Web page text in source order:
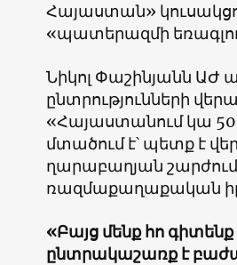
Հայաստան»
«պատերազմի
Նիկոլ Փաշինյանն ԱԺ
ընտրությունների
«Հայաստանում կա
մտածում է՝ պետք է
ղարաբաղյան
ռազմաքաղաքական
«Բայց մենք հո
ընտրակաշառք է